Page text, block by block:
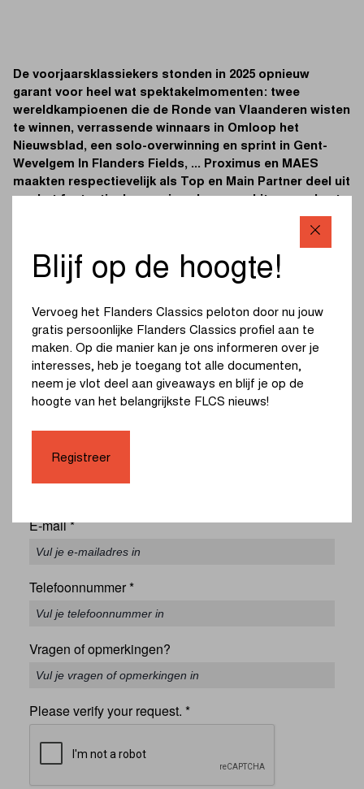
De voorjaarsklassiekers stonden in 2025 opnieuw
garant voor heel wat spektakelmomenten: twee
wereldkampioenen die de Ronde van Vlaanderen wisten
te winnen, verrassende winnaars in Omloop het
Nieuwsblad, een solo-overwinning en sprint in Gent-
Wevelgem In Flanders Fields, ... Proximus en MAES
maakten respectievelijk als Top en Main Partner deel uit
hun succesverhalen en de voordelen van toekomstige
Download de whitepaper door onderstaand formulier in te
Voornaam*
Achternaam*
Bedrijf*
E-mail*
Telefoonnummer *
Vragen of opmerkingen?
Please verify your request. *
Blijf op de hoogte!
Vervoeg het Flanders Classics peloton door nu jouw
gratis persoonlijke Flanders Classics profiel aan te
maken. Op die manier kan je ons informeren over je
interesses, heb je toegang tot alle documenten,
neem je vlot deel aan giveaways en blijf je op de
hoogte van het belangrijkste FLCS nieuws!
Registreer